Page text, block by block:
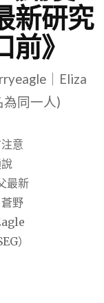
新研究
》
｜Eliza
同一人)